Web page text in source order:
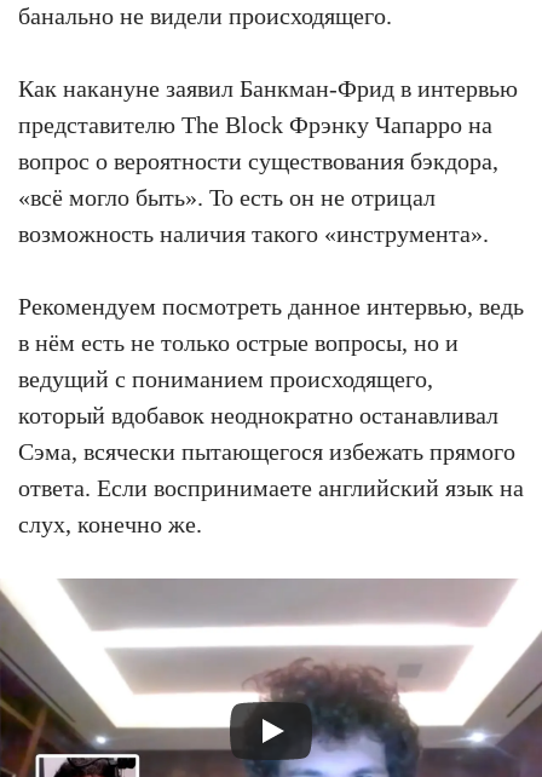
банально не видели происходящего.
Как накануне заявил Банкман-Фрид в интервью
представителю The Block Фрэнку Чапарро на
вопрос о вероятности существования бэкдора,
«всё могло быть». То есть он не отрицал
возможность наличия такого «инструмента».
Рекомендуем посмотреть данное интервью, ведь
в нём есть не только острые вопросы, но и
ведущий с пониманием происходящего,
который вдобавок неоднократно останавливал
Сэма, всячески пытающегося избежать прямого
ответа. Если воспринимаете английский язык на
слух, конечно же.